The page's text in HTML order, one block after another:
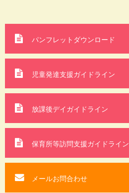
パンフレットダウンロード
児童発達支援ガイドライン
放課後デイガイドライン
保育所等訪問支援ガイドライン
メールお問合わせ